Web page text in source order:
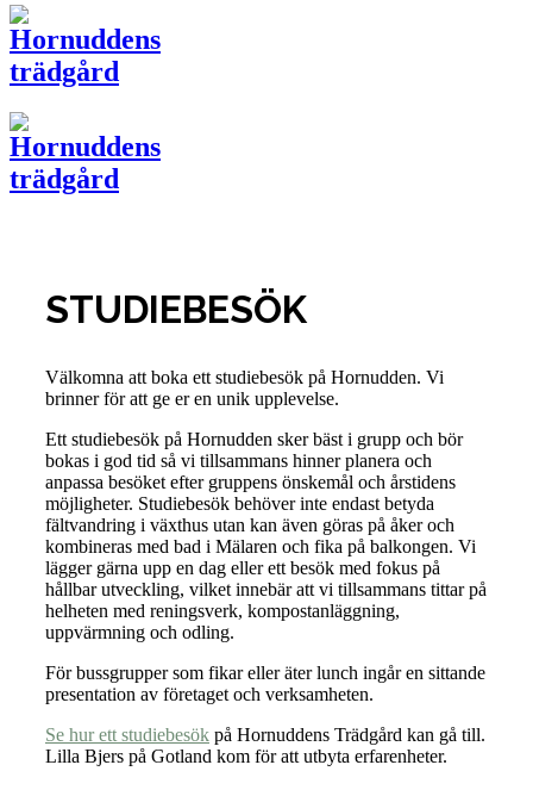
STUDIEBESÖK
Välkomna att boka ett studiebesök på Hornudden. Vi
brinner för att ge er en unik upplevelse.
Ett studiebesök på Hornudden sker bäst i grupp och bör
bokas i god tid så vi tillsammans hinner planera och
anpassa besöket efter gruppens önskemål och årstidens
möjligheter. Studiebesök behöver inte endast betyda
fältvandring i växthus utan kan även göras på åker och
kombineras med bad i Mälaren och fika på balkongen. Vi
lägger gärna upp en dag eller ett besök med fokus på
hållbar utveckling, vilket innebär att vi tillsammans tittar på
helheten med reningsverk, kompostanläggning,
uppvärmning och odling.
För bussgrupper som fikar eller äter lunch ingår en sittande
presentation av företaget och verksamheten.
Se hur ett studiebesök på Hornuddens Trädgård kan gå till.
Lilla Bjers på Gotland kom för att utbyta erfarenheter.